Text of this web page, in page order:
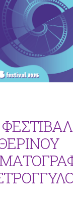
ΦΕΣΤΙΒΑΛ